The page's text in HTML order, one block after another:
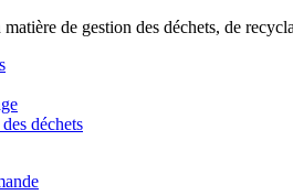
de gestion des déchets, de
déchets